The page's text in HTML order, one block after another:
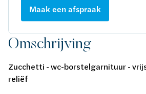
Maak een afspraak
Omschrijving
Zucchetti - wc-borstelgarnituur -
reliëf